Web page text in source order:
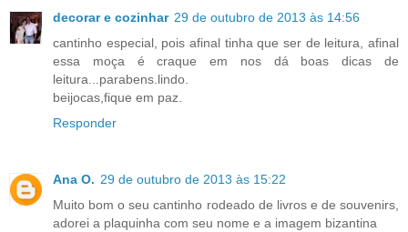
decorar e cozinhar 29 de outubro de 2013 às 14:56
cantinho especial, pois afinal tinha que ser de leitura, afinal
essa moça é craque em nos dá boas dicas de
leitura...parabens.lindo.
beijocas,fique em paz.
Responder
Ana O. 29 de outubro de 2013 às 15:22
Muito bom o seu cantinho rodeado de livros e de souvenirs,
adorei a plaquinha com seu nome e a imagem bizantina